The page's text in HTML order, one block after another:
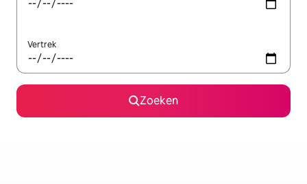
Vertrek
Zoeken